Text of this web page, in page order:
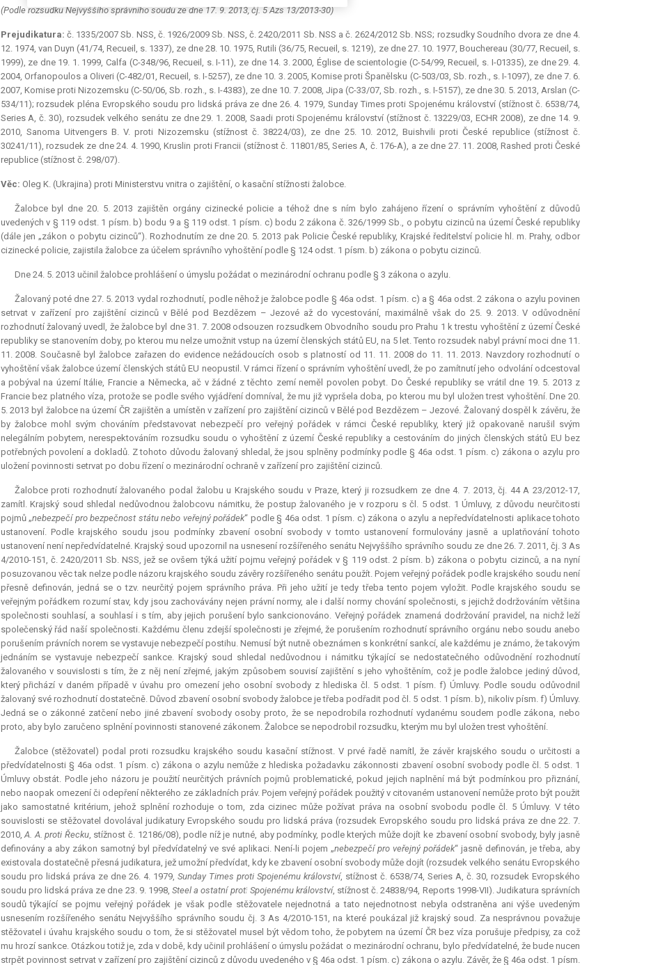
(Podle rozsudku Nejvyššího správního soudu ze dne 17. 9. 2013, čj. 5 Azs 13/2013-30)
Prejudikatura: č. 1335/2007 Sb. NSS, č. 1926/2009 Sb. NSS, č. 2420/2011 Sb. NSS a č. 2624/2012 Sb. NSS; rozsudky Soudního dvora ze dne 4.
12. 1974, van Duyn (41/74, Recueil, s. 1337), ze dne 28. 10. 1975, Rutili (36/75, Recueil, s. 1219), ze dne 27. 10. 1977, Bouchereau (30/77, Recueil, s.
1999), ze dne 19. 1. 1999, Calfa (C-348/96, Recueil, s. I-11), ze dne 14. 3. 2000, Église de scientologie (C-54/99, Recueil, s. I-01335), ze dne 29. 4.
2004, Orfanopoulos a Oliveri (C-482/01, Recueil, s. I-5257), ze dne 10. 3. 2005, Komise proti Španělsku (C-503/03, Sb. rozh., s. I-1097), ze dne 7. 6.
2007, Komise proti Nizozemsku (C-50/06, Sb. rozh., s. I-4383), ze dne 10. 7. 2008, Jipa (C-33/07, Sb. rozh., s. I-5157), ze dne 30. 5. 2013, Arslan (C-
534/11); rozsudek pléna Evropského soudu pro lidská práva ze dne 26. 4. 1979, Sunday Times proti Spojenému království (stížnost č. 6538/74,
Series A, č. 30), rozsudek velkého senátu ze dne 29. 1. 2008, Saadi proti Spojenému království (stížnost č. 13229/03, ECHR 2008), ze dne 14. 9.
2010, Sanoma Uitvengers B. V. proti Nizozemsku (stížnost č. 38224/03), ze dne 25. 10. 2012, Buishvili proti České republice (stížnost č.
30241/11), rozsudek ze dne 24. 4. 1990, Kruslin proti Francii (stížnost č. 11801/85, Series A, č. 176-A), a ze dne 27. 11. 2008, Rashed proti České
republice (stížnost č. 298/07).
Věc: Oleg K. (Ukrajina) proti Ministerstvu vnitra o zajištění, o kasační stížnosti žalobce.
Žalobce byl dne 20. 5. 2013 zajištěn orgány cizinecké policie a téhož dne s ním bylo zahájeno řízení o správním vyhoštění z důvodů
uvedených v § 119 odst. 1 písm. b) bodu 9 a § 119 odst. 1 písm. c) bodu 2 zákona č. 326/1999 Sb., o pobytu cizinců na území České republiky
(dále jen „zákon o pobytu cizinců“). Rozhodnutím ze dne 20. 5. 2013 pak Policie České republiky, Krajské ředitelství policie hl. m. Prahy, odbor
cizinecké policie, zajistila žalobce za účelem správního vyhoštění podle § 124 odst. 1 písm. b) zákona o pobytu cizinců.
Dne 24. 5. 2013 učinil žalobce prohlášení o úmyslu požádat o mezinárodní ochranu podle § 3 zákona o azylu.
Žalovaný poté dne 27. 5. 2013 vydal rozhodnutí, podle něhož je žalobce podle § 46a odst. 1 písm. c) a § 46a odst. 2 zákona o azylu povinen
setrvat v zařízení pro zajištění cizinců v Bělé pod Bezdězem – Jezové až do vycestování, maximálně však do 25. 9. 2013. V odůvodnění
rozhodnutí žalovaný uvedl, že žalobce byl dne 31. 7. 2008 odsouzen rozsudkem Obvodního soudu pro Prahu 1 k trestu vyhoštění z území České
republiky se stanovením doby, po kterou mu nelze umožnit vstup na území členských států EU, na 5 let. Tento rozsudek nabyl právní moci dne 11.
11. 2008. Současně byl žalobce zařazen do evidence nežádoucích osob s platností od 11. 11. 2008 do 11. 11. 2013. Navzdory rozhodnutí o
vyhoštění však žalobce území členských států EU neopustil. V rámci řízení o správním vyhoštění uvedl, že po zamítnutí jeho odvolání odcestoval
a pobýval na území Itálie, Francie a Německa, ač v žádné z těchto zemí neměl povolen pobyt. Do České republiky se vrátil dne 19. 5. 2013 z
Francie bez platného víza, protože se podle svého vyjádření domníval, že mu již vypršela doba, po kterou mu byl uložen trest vyhoštění. Dne 20.
5. 2013 byl žalobce na území ČR zajištěn a umístěn v zařízení pro zajištění cizinců v Bělé pod Bezdězem – Jezové. Žalovaný dospěl k závěru, že
by žalobce mohl svým chováním představovat nebezpečí pro veřejný pořádek v rámci České republiky, který již opakovaně narušil svým
nelegálním pobytem, nerespektováním rozsudku soudu o vyhoštění z území České republiky a cestováním do jiných členských států EU bez
potřebných povolení a dokladů. Z tohoto důvodu žalovaný shledal, že jsou splněny podmínky podle § 46a odst. 1 písm. c) zákona o azylu pro
uložení povinnosti setrvat po dobu řízení o mezinárodní ochraně v zařízení pro zajištění cizinců.
Žalobce proti rozhodnutí žalovaného podal žalobu u Krajského soudu v Praze, který ji rozsudkem ze dne 4. 7. 2013, čj. 44 A 23/2012-17,
zamítl. Krajský soud shledal nedůvodnou žalobcovu námitku, že postup žalovaného je v rozporu s čl. 5 odst. 1 Úmluvy, z důvodu neurčitosti
pojmů „nebezpečí pro bezpečnost státu nebo veřejný pořádek“ podle § 46a odst. 1 písm. c) zákona o azylu a nepředvídatelnosti aplikace tohoto
ustanovení. Podle krajského soudu jsou podmínky zbavení osobní svobody v tomto ustanovení formulovány jasně a uplatňování tohoto
ustanovení není nepředvídatelné. Krajský soud upozornil na usnesení rozšířeného senátu Nejvyššího správního soudu ze dne 26. 7. 2011, čj. 3 As
4/2010-151, č. 2420/2011 Sb. NSS, jež se ovšem týká užití pojmu veřejný pořádek v § 119 odst. 2 písm. b) zákona o pobytu cizinců, a na nyní
posuzovanou věc tak nelze podle názoru krajského soudu závěry rozšířeného senátu použít. Pojem veřejný pořádek podle krajského soudu není
přesně definován, jedná se o tzv. neurčitý pojem správního práva. Při jeho užití je tedy třeba tento pojem vyložit. Podle krajského soudu se
veřejným pořádkem rozumí stav, kdy jsou zachovávány nejen právní normy, ale i další normy chování společnosti, s jejichž dodržováním většina
společnosti souhlasí, a souhlasí i s tím, aby jejich porušení bylo sankcionováno. Veřejný pořádek znamená dodržování pravidel, na nichž leží
společenský řád naší společnosti. Každému členu zdejší společnosti je zřejmé, že porušením rozhodnutí správního orgánu nebo soudu anebo
porušením právních norem se vystavuje nebezpečí postihu. Nemusí být nutně obeznámen s konkrétní sankcí, ale každému je známo, že takovým
jednáním se vystavuje nebezpečí sankce. Krajský soud shledal nedůvodnou i námitku týkající se nedostatečného odůvodnění rozhodnutí
žalovaného v souvislosti s tím, že z něj není zřejmé, jakým způsobem souvisí zajištění s jeho vyhoštěním, což je podle žalobce jediný důvod,
který přichází v daném případě v úvahu pro omezení jeho osobní svobody z hlediska čl. 5 odst. 1 písm. f) Úmluvy. Podle soudu odůvodnil
žalovaný své rozhodnutí dostatečně. Důvod zbavení osobní svobody žalobce je třeba podřadit pod čl. 5 odst. 1 písm. b), nikoliv písm. f) Úmluvy.
Jedná se o zákonné zatčení nebo jiné zbavení svobody osoby proto, že se nepodrobila rozhodnutí vydanému soudem podle zákona, nebo
proto, aby bylo zaručeno splnění povinnosti stanovené zákonem. Žalobce se nepodrobil rozsudku, kterým mu byl uložen trest vyhoštění.
Žalobce (stěžovatel) podal proti rozsudku krajského soudu kasační stížnost. V prvé řadě namítl, že závěr krajského soudu o určitosti a
předvídatelnosti § 46a odst. 1 písm. c) zákona o azylu nemůže z hlediska požadavku zákonnosti zbavení osobní svobody podle čl. 5 odst. 1
Úmluvy obstát. Podle jeho názoru je použití neurčitých právních pojmů problematické, pokud jejich naplnění má být podmínkou pro přiznání,
nebo naopak omezení či odepření některého ze základních práv. Pojem veřejný pořádek použitý v citovaném ustanovení nemůže proto být použit
jako samostatné kritérium, jehož splnění rozhoduje o tom, zda cizinec může požívat práva na osobní svobodu podle čl. 5 Úmluvy. V této
souvislosti se stěžovatel dovolával judikatury Evropského soudu pro lidská práva (rozsudek Evropského soudu pro lidská práva ze dne 22. 7.
2010,A. A. proti Řecku, stížnost č. 12186/08), podle níž je nutné, aby podmínky, podle kterých může dojít ke zbavení osobní svobody, byly jasně
definovány a aby zákon samotný byl předvídatelný ve své aplikaci. Není-li pojem „nebezpečí pro veřejný pořádek“ jasně definován, je třeba, aby
existovala dostatečně přesná judikatura, jež umožní předvídat, kdy ke zbavení osobní svobody může dojít (rozsudek velkého senátu Evropského
soudu pro lidská práva ze dne 26. 4. 1979, Sunday Times proti Spojenému království, stížnost č. 6538/74, Series A, č. 30, rozsudek Evropského
soudu pro lidská práva ze dne 23. 9. 1998, Steel a ostatní proti Spojenému království, stížnost č. 24838/94, Reports 1998-VII). Judikatura správních
soudů týkající se pojmu veřejný pořádek je však podle stěžovatele nejednotná a tato nejednotnost nebyla odstraněna ani výše uvedeným
usnesením rozšířeného senátu Nejvyššího správního soudu čj. 3 As 4/2010-151, na které poukázal již krajský soud. Za nesprávnou považuje
stěžovatel i úvahu krajského soudu o tom, že si stěžovatel musel být vědom toho, že pobytem na území ČR bez víza porušuje předpisy, za což
mu hrozí sankce. Otázkou totiž je, zda v době, kdy učinil prohlášení o úmyslu požádat o mezinárodní ochranu, bylo předvídatelné, že bude nucen
strpět povinnost setrvat v zařízení pro zajištění cizinců z důvodu uvedeného v § 46a odst. 1 písm. c) zákona o azylu. Závěr, že § 46a odst. 1 písm.